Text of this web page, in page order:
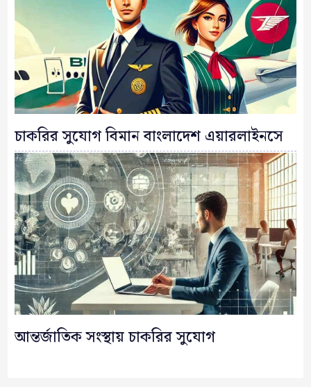
চাকরির সুযোগ বিমান বাংলাদেশ এয়ারলাইনসে
আন্তর্জাতিক সংস্থায় চাকরির সুযোগ